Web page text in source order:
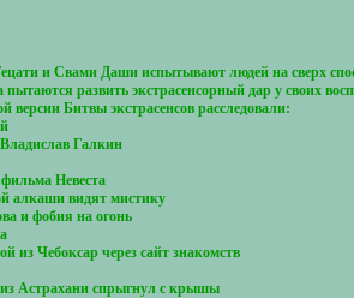
и Свами Даши испытывают людей на сверх
пытаются развить экстрасенсорный дар у своих
версии Битвы экстрасенсов расследовали:
Галкин
Невеста
алкаши видят мистику
и фобия на огонь
из Чебоксар через сайт знакомств
Астрахани спрыгнул с крышы